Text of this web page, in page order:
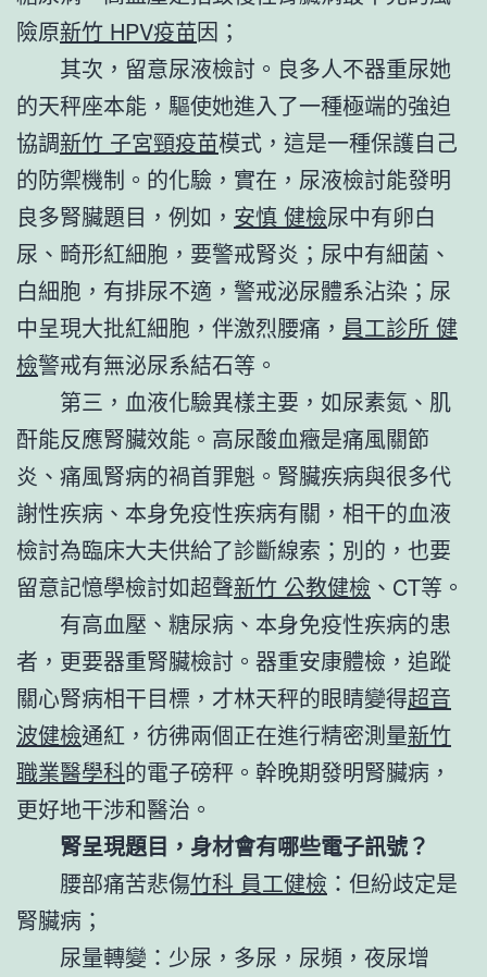
險原新竹 HPV疫苗因；
其次，留意尿液檢討。良多人不器重尿她
的天秤座本能，驅使她進入了一種極端的強迫
協調新竹 子宮頸疫苗模式，這是一種保護自己
的防禦機制。的化驗，實在，尿液檢討能發明
良多腎臟題目，例如， 安慎 健檢尿中有卵白
尿、畸形紅細胞，要警戒腎炎；尿中有細菌、
白細胞，有排尿不適，警戒泌尿體系沾染；尿
中呈現大批紅細胞，伴激烈腰痛， 員工診所 健
檢警戒有無泌尿系結石等。
第三，血液化驗異樣主要，如尿素氮、肌
酐能反應腎臟效能。高尿酸血癥是痛風關節
炎、痛風腎病的禍首罪魁。腎臟疾病與很多代
謝性疾病、本身免疫性疾病有關，相干的血液
檢討為臨床大夫供給了診斷線索；別的，也要
留意記憶學檢討如超聲新竹 公教健檢 、CT等。
有高血壓、糖尿病、本身免疫性疾病的患
者，更要器重腎臟檢討。器重安康體檢，追蹤
關心腎病相干目標，才林天秤的眼睛變得超音
波健檢通紅，彷彿兩個正在進行精密測量新竹
職業醫學科的電子磅秤。幹晚期發明腎臟病，
更好地干涉和醫治。
腎呈現題目，身材會有哪些電子訊號？
腰部痛苦悲傷竹科 員工健檢 ：但紛歧定是
腎臟病；
尿量轉變：少尿，多尿，尿頻，夜尿增